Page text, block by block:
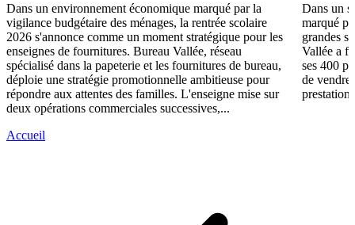
Dans un environnement économique marqué par la
vigilance budgétaire des ménages, la rentrée scolaire
2026 s'annonce comme un moment stratégique pour les
enseignes de fournitures. Bureau Vallée, réseau
spécialisé dans la papeterie et les fournitures de bureau,
déploie une stratégie promotionnelle ambitieuse pour
répondre aux attentes des familles. L'enseigne mise sur
deux opérations commerciales successives,...
Dans un
marqué
grandes
Vallée a
ses 400
de vendre
Accueil